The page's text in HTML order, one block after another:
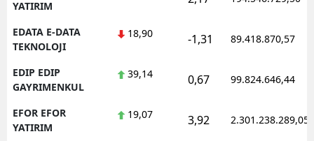
YATIRIM
EDATA E-DATA
TEKNOLOJI
18,90 -1,31 89.418.870,57
EDIP EDIP
GAYRIMENKUL
39,14 0,67 99.824.646,44
EFOR EFOR
YATIRIM
19,07 3,92 2.301.238.289,05